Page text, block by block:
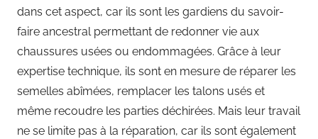
dans cet aspect, car ils sont les gardiens du savoir-
faire ancestral permettant de redonner vie aux
chaussures usées ou endommagées. Grâce à leur
expertise technique, ils sont en mesure de réparer les
semelles abîmées, remplacer les talons usés et
même recoudre les parties déchirées. Mais leur travail
ne se limite pas à la réparation, car ils sont également